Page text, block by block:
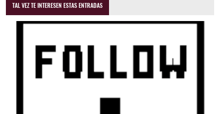
TAL VEZ TE INTERESEN ESTAS ENTRADAS